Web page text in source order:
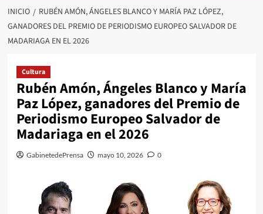
INICIO
RUBÉN AMÓN, ÁNGELES BLANCO Y MARÍA PAZ LÓPEZ,
GANADORES DEL PREMIO DE PERIODISMO EUROPEO SALVADOR DE
MADARIAGA EN EL 2026
Cultura
Rubén Amón, Ángeles Blanco y María
Paz López, ganadores del Premio de
Periodismo Europeo Salvador de
Madariaga en el 2026
GabinetedePrensa mayo 10, 2026 0